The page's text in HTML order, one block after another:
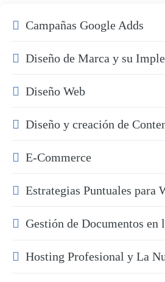
Campañas Google Adds
Diseño de Marca y su
Diseño Web
Diseño y creación de
E-Commerce
Estrategias Puntuales para
Gestión de Documentos en
Hosting Profesional y La